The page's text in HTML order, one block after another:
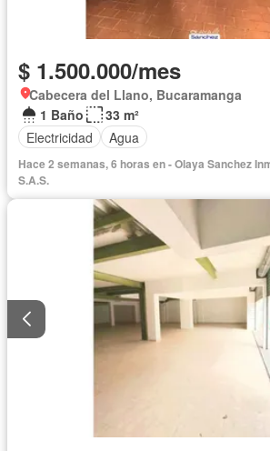
$ 1.500.000/mes
Cabecera del Llano, Bucaramanga
1 Baño
33 m²
Electricidad
Agua
Hace 2 semanas, 6 horas en - Olaya Sanchez
S.A.S.